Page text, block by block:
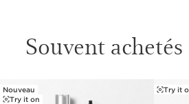
Souvent
ALLER AU CONTENU
Nouveau
Try it on
Try it